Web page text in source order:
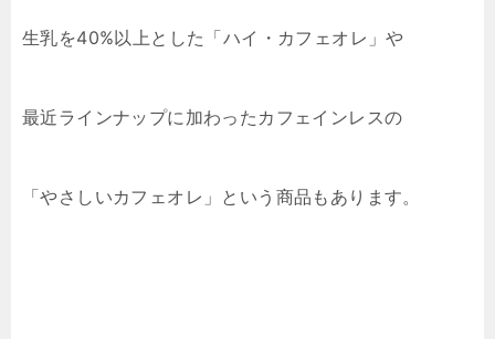
生乳を40%以上とした「ハイ・カフェオレ」や
最近ラインナップに加わったカフェインレスの
「やさしいカフェオレ」という商品もあります。